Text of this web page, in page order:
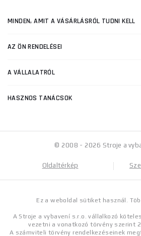
MINDEN, AMIT A VÁSÁRLÁSRÓL TUDNI KELL
AZ ÖN RENDELÉSEI
A VÁLLALATRÓL
HASZNOS TANÁCSOK
© 2008 - 2026 Stroje a
Oldaltérkép
Ez a weboldal sütiket használ.
A Stroje a vybavení s.r.o. vállalkozó
vezetni a vonatkozó törvény szerint
A számviteli törvény rendelkezéseinek